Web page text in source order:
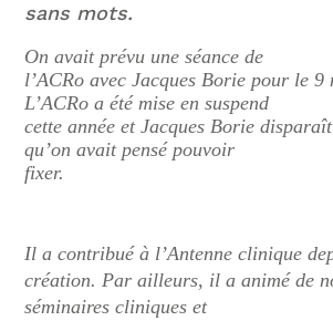
sans mots.
On avait prévu une séance de
l’ACRo avec Jacques Borie pour le 9
L’ACRo a été mise en suspend
cette année et Jacques Borie
qu’on avait pensé pouvoir
fixer.
Il a contribué à l’Antenne clinique
création. Par ailleurs, il a animé de
séminaires cliniques et